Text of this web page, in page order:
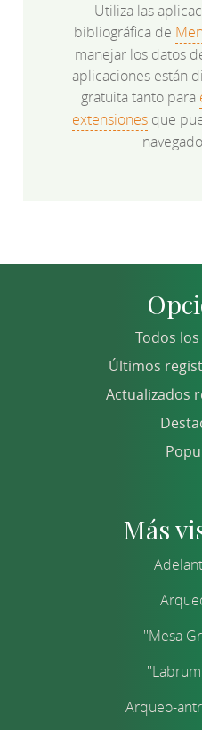
Utiliza las
bibliográfica de
manejar los datos
aplicaciones están
gratuita tanto para
extensiones que
Todos
Últimos
Actualizados
Más
''Mesa
Arqueo-